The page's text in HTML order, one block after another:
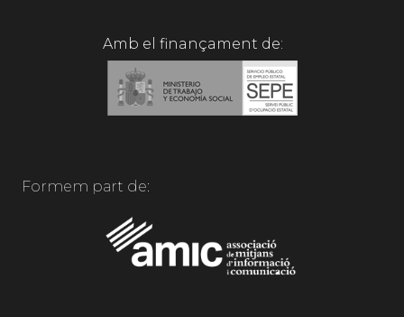
Amb el finançament de:
Formem part de: